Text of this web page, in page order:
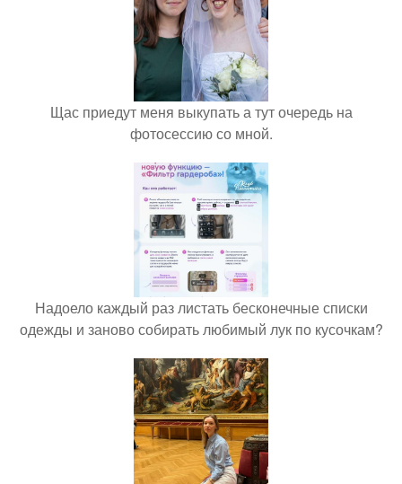
Щас приедут меня выкупать а тут очередь на
фотосессию со мной.
Надоело каждый раз листать бесконечные списки
одежды и заново собирать любимый лук по кусочкам?